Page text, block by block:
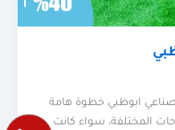
ابوظبي خطوة هامة
المختلفة، سواء كانت